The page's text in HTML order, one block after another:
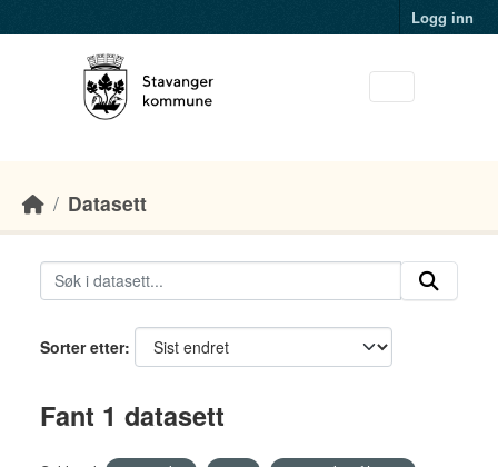
Logg inn
Datasett
Sorter etter
Fant 1 datasett